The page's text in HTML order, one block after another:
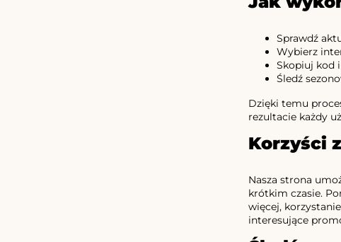
Sprawdź
Wybierz
Skopiuj kod
Śledź
Dzięki temu
rezultacie każdy
Korzyści
Nasza strona
krótkim czasie.
więcej,
interesujące